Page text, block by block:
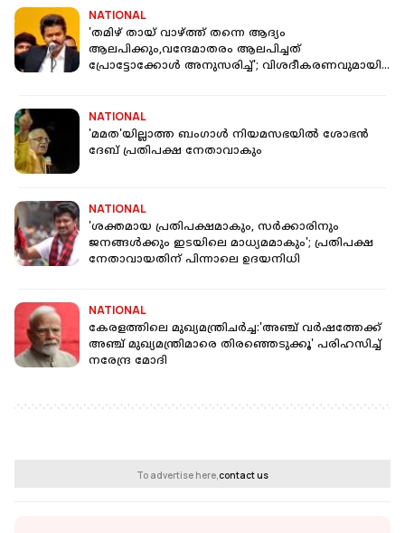
NATIONAL
'തമിഴ് തായ് വാഴ്ത്ത് തന്നെ ആദ്യം
ആലപിക്കും,വന്ദേമാതരം ആലപിച്ചത്
പ്രോട്ടോക്കോൾ അനുസരിച്ച്'; വിശദീകരണവുമായി
NATIONAL
'മമത'യില്ലാത്ത ബംഗാൾ നിയമസഭയിൽ ശോഭൻ
ദേബ് പ്രതിപക്ഷ നേതാവാകും
NATIONAL
'ശക്തമായ പ്രതിപക്ഷമാകും, സർക്കാരിനും
ജനങ്ങൾക്കും ഇടയിലെ മാധ്യമമാകും'; പ്രതിപക്ഷ
നേതാവായതിന് പിന്നാലെ ഉദയനിധി
NATIONAL
കേരളത്തിലെ മുഖ്യമന്ത്രിചർച്ച:'അഞ്ച് വർഷത്തേക്ക്
അഞ്ച് മുഖ്യമന്ത്രിമാരെ തിരഞ്ഞെടുക്കൂ' പരിഹസിച്ച്
നരേന്ദ്ര മോദി
To advertise here,contact us